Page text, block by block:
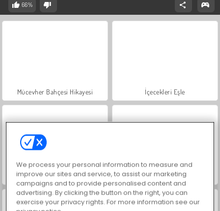
66%
Mücevher Bahçesi Hikayesi İçecekleri Eşle
Büyük Mahjong Eşleme Scala 40
We process your personal information to measure and
improve our sites and service, to assist our marketing
campaigns and to provide personalised content and
advertising. By clicking the button on the right, you can
exercise your privacy rights. For more information see our